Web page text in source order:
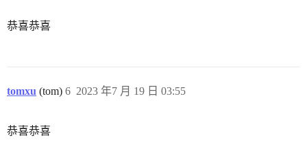
恭喜恭喜
tomxu (tom) 2023 年7 月 19 日 03:55
6
恭喜恭喜